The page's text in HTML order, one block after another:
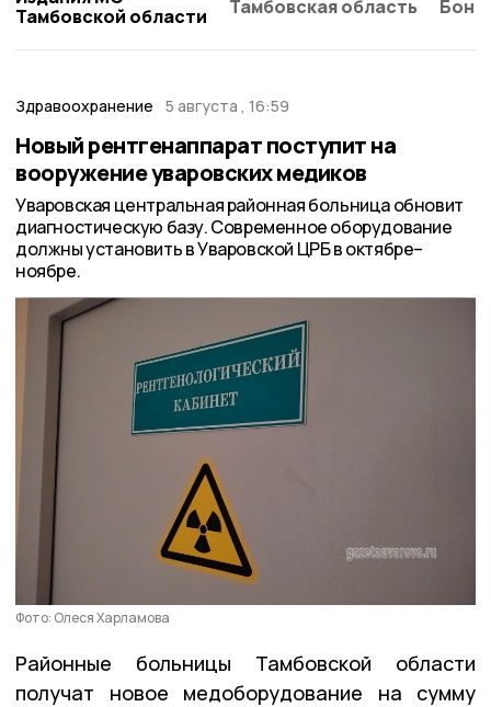
Тамбовской области
Тамбовская область
Здравоохранение 5 августа , 16:59
Новый рентгенаппарат поступит на
вооружение уваровских медиков
Уваровская центральная районная больница обновит
диагностическую базу. Современное оборудование
должны установить в Уваровской ЦРБ в октябре–
ноябре.
Фото: Олеся Харламова
Районные больницы Тамбовской области
получат новое медоборудование на сумму